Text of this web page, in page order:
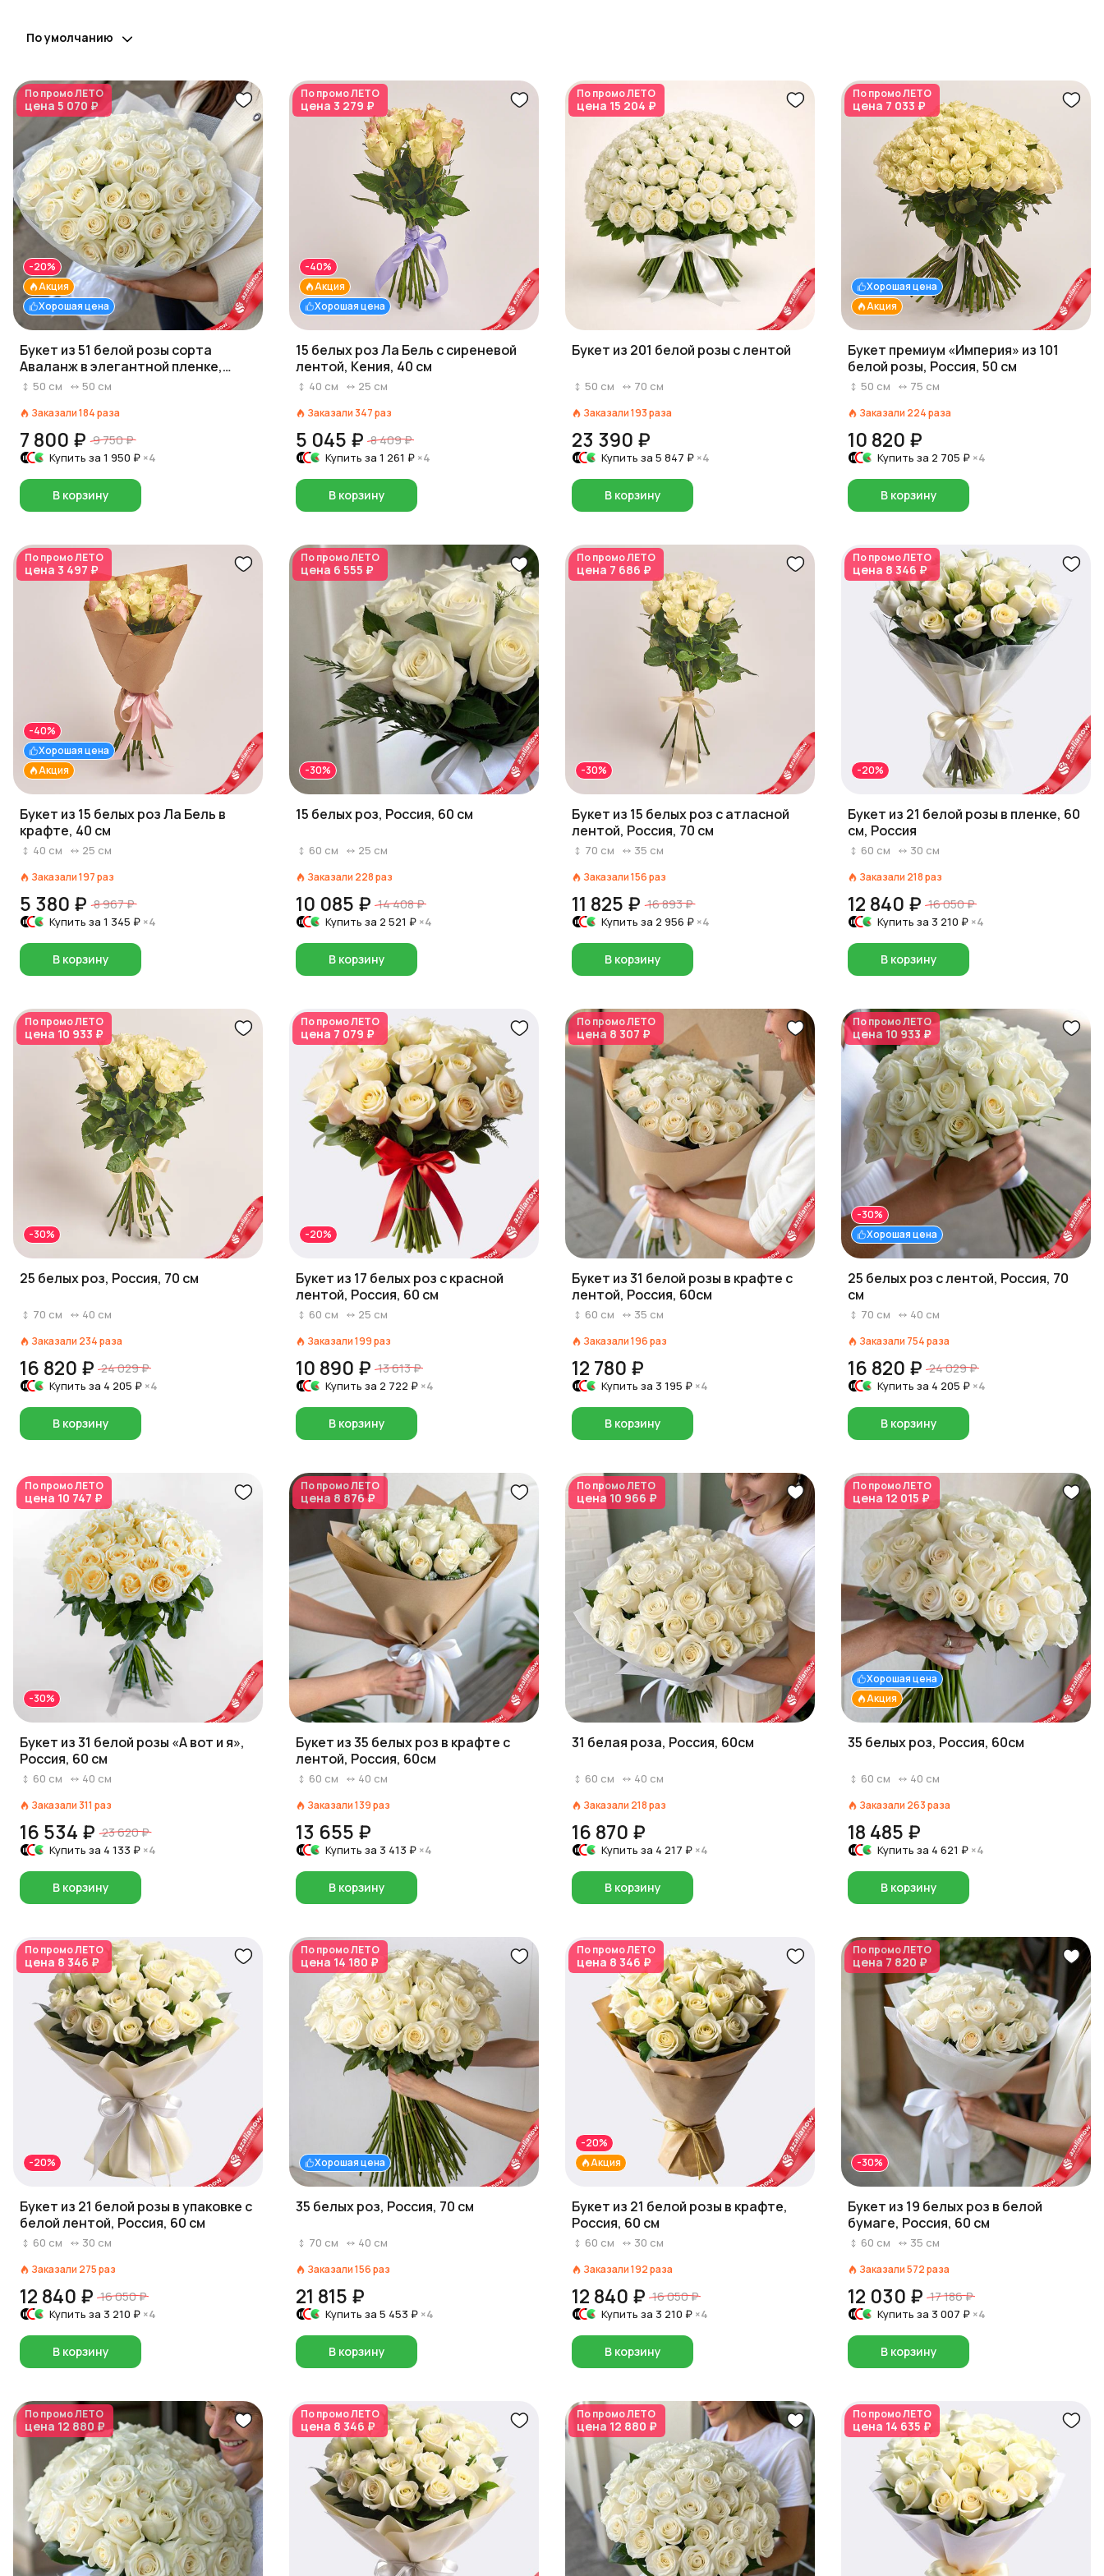
По умолчанию
По промоЛЕТО
цена 5 070 ₽
Хорошая цена
Акция
-20%
Букет из 51 белой розы сорта
Аваланж в элегантной пленке,
Россия, 50 см
50 см 50 см
Заказали184раза
7 800 ₽ 9 750 ₽
Купить за 1 950 ₽ ×4
В корзину
По промоЛЕТО
цена 3 279 ₽
Хорошая цена
Акция
-40%
15 белых роз Ла Бель с сиреневой
лентой, Кения, 40 см
40 см 25 см
Заказали 347раз
5 045 ₽ 8 409 ₽
Купить за 1 261 ₽ ×4
В корзину
По промоЛЕТО
цена 15 204 ₽
Букет из 201 белой розы с лентой
50 см 70 см
Заказали193раза
23 390 ₽
Купить за 5 847 ₽ ×4
В корзину
По промоЛЕТО
цена 7 033 ₽
Акция
Хорошая цена
Букет премиум «Империя» из 101
белой розы, Россия, 50 см
50 см 75 см
Заказали 224раза
10 820 ₽
Купить за 2 705 ₽ ×4
В корзину
По промоЛЕТО
цена 3 497 ₽
Акция
Хорошая цена
-40%
Букет из 15 белых роз Ла Бель в
крафте, 40 см
40 см 25 см
Заказали197раз
5 380 ₽ 8 967 ₽
Купить за 1 345 ₽ ×4
В корзину
По промоЛЕТО
цена 6 555 ₽
-30%
15 белых роз, Россия, 60 см
60 см 25 см
Заказали 228раз
10 085 ₽ 14 408 ₽
Купить за 2 521 ₽ ×4
В корзину
По промоЛЕТО
цена 7 686 ₽
-30%
Букет из 15 белых роз с атласной
лентой, Россия, 70 см
70 см 35 см
Заказали156раз
11 825 ₽ 16 893 ₽
Купить за 2 956 ₽ ×4
В корзину
По промоЛЕТО
цена 8 346 ₽
-20%
Букет из 21 белой розы в пленке, 60
см, Россия
60 см 30 см
Заказали 218раз
12 840 ₽ 16 050 ₽
Купить за 3 210 ₽ ×4
В корзину
По промоЛЕТО
цена 10 933 ₽
-30%
25 белых роз, Россия, 70 см
70 см 40 см
Заказали 234раза
16 820 ₽ 24 029 ₽
Купить за 4 205 ₽ ×4
В корзину
По промоЛЕТО
цена 7 079 ₽
-20%
Букет из 17 белых роз с красной
лентой, Россия, 60 см
60 см 25 см
Заказали199раз
10 890 ₽ 13 613 ₽
Купить за 2 722 ₽ ×4
В корзину
По промоЛЕТО
цена 8 307 ₽
Букет из 31 белой розы в крафте с
лентой, Россия, 60см
60 см 35 см
Заказали196раз
12 780 ₽
Купить за 3 195 ₽ ×4
В корзину
По промоЛЕТО
цена 10 933 ₽
Хорошая цена
-30%
25 белых роз с лентой, Россия, 70
см
70 см 40 см
Заказали 754раза
16 820 ₽ 24 029 ₽
Купить за 4 205 ₽ ×4
В корзину
По промоЛЕТО
цена 10 747 ₽
-30%
Букет из 31 белой розы «А вот и я»,
Россия, 60 см
60 см 40 см
Заказали 311 раз
16 534 ₽ 23 620 ₽
Купить за 4 133 ₽ ×4
В корзину
По промоЛЕТО
цена 8 876 ₽
Букет из 35 белых роз в крафте с
лентой, Россия, 60см
60 см 40 см
Заказали139раз
13 655 ₽
Купить за 3 413 ₽ ×4
В корзину
По промоЛЕТО
цена 10 966 ₽
31 белая роза, Россия, 60см
60 см 40 см
Заказали 218раз
16 870 ₽
Купить за 4 217 ₽ ×4
В корзину
По промоЛЕТО
цена 12 015 ₽
Акция
Хорошая цена
35 белых роз, Россия, 60см
60 см 40 см
Заказали 263раза
18 485 ₽
Купить за 4 621 ₽ ×4
В корзину
По промоЛЕТО
цена 8 346 ₽
-20%
Букет из 21 белой розы в упаковке с
белой лентой, Россия, 60 см
60 см 30 см
Заказали 275раз
12 840 ₽ 16 050 ₽
Купить за 3 210 ₽ ×4
В корзину
По промоЛЕТО
цена 14 180 ₽
Хорошая цена
35 белых роз, Россия, 70 см
70 см 40 см
Заказали156раз
21 815 ₽
Купить за 5 453 ₽ ×4
В корзину
По промоЛЕТО
цена 8 346 ₽
Акция
-20%
Букет из 21 белой розы в крафте,
Россия, 60 см
60 см 30 см
Заказали192раза
12 840 ₽ 16 050 ₽
Купить за 3 210 ₽ ×4
В корзину
По промоЛЕТО
цена 7 820 ₽
-30%
Букет из 19 белых роз в белой
бумаге, Россия, 60 см
60 см 35 см
Заказали572раза
12 030 ₽ 17 186 ₽
Купить за 3 007 ₽ ×4
В корзину
По промоЛЕТО
цена 12 880 ₽
По промоЛЕТО
цена 8 346 ₽
По промоЛЕТО
цена 12 880 ₽
По промоЛЕТО
цена 14 635 ₽